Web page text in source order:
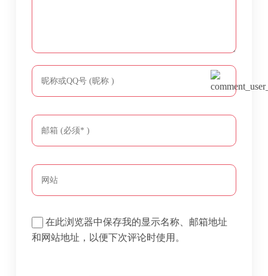
在此浏览器中保存我的显示名称、邮箱地址
和网站地址，以便下次评论时使用。